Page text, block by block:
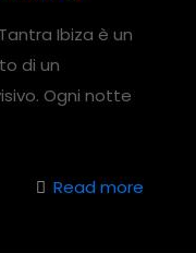
Tantra Ibiza è un
di un
Ogni notte
Read more